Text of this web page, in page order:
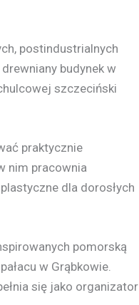
postindustrialnych
budynek w
szczeciński
praktycznie
nim pracownia
dla dorosłych
pomorską
w Grąbkowie.
się jako organizator